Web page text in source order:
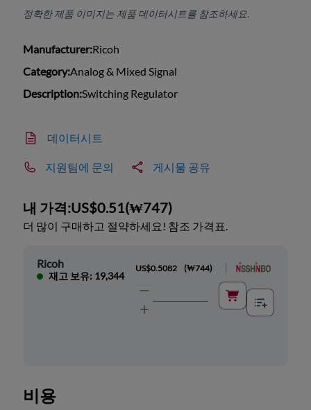
정확한 제품 이미지는 제품 데이터시트를 참조하세요.
Manufacturer:Ricoh
Category:Analog & Mixed Signal
Description:Switching Regulator
데이터시트
지원팀에 문의 게시물 공유
내 가격:US$0.51(₩747)
더 많이 구매하고 절약하세요! 참조 가격표.
Ricoh
재고 보유: 19,344
US$0.5082 (₩744)
비용